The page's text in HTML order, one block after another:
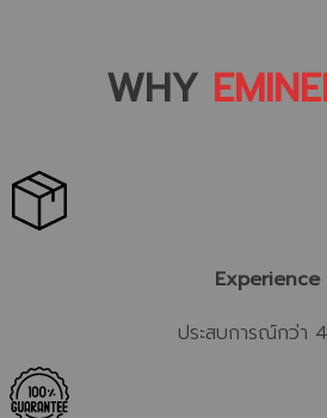
WHY
Experience
ประสบการณ์กว่า